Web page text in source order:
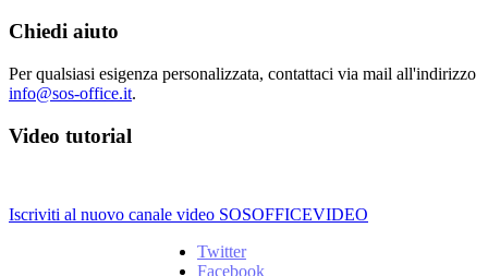
Chiedi aiuto
Per qualsiasi esigenza personalizzata, contattaci via mail all'indirizzo
info@sos-office.it.
Video tutorial
Iscriviti al nuovo canale video SOSOFFICEVIDEO
Twitter
Facebook